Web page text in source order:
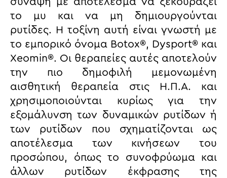
το μυ και να μη δημιουργούνται
ρυτίδες. Η τοξίνη αυτή είναι γνωστή με
το εμπορικό όνομα Botox®, Dysport® και
Xeomin®. Οι θεραπείες αυτές αποτελούν
την πιο δημοφιλή μεμονωμένη
αισθητική θεραπεία στις Η.Π.Α. και
χρησιμοποιούνται κυρίως για την
εξομάλυνση των δυναμικών ρυτίδων ή
των ρυτίδων που σχηματίζονται ως
αποτέλεσμα των κινήσεων του
προσώπου, όπως το συνοφρύωμα και
άλλων ρυτίδων έκφρασης της